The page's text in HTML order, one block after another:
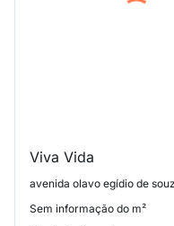
Viva Vida
Sem informação do m²